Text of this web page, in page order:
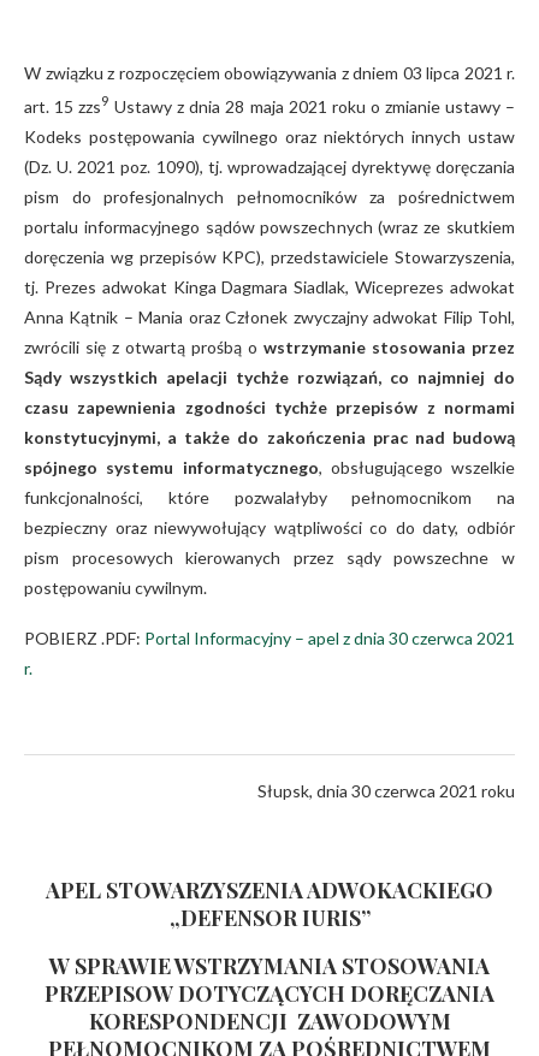
W związku z rozpoczęciem obowiązywania z dniem 03 lipca 2021 r.
art. 15 zzs9 Ustawy z dnia 28 maja 2021 roku o zmianie ustawy –
Kodeks postępowania cywilnego oraz niektórych innych ustaw
(Dz. U. 2021 poz. 1090), tj. wprowadzającej dyrektywę doręczania
pism do profesjonalnych pełnomocników za pośrednictwem
portalu informacyjnego sądów powszechnych (wraz ze skutkiem
doręczenia wg przepisów KPC), przedstawiciele Stowarzyszenia,
tj. Prezes adwokat Kinga Dagmara Siadlak, Wiceprezes adwokat
Anna Kątnik – Mania oraz Członek zwyczajny adwokat Filip Tohl,
zwrócili się z otwartą prośbą o wstrzymanie stosowania przez
Sądy wszystkich apelacji tychże rozwiązań, co najmniej do
czasu zapewnienia zgodności tychże przepisów z normami
konstytucyjnymi, a także do zakończenia prac nad budową
spójnego systemu informatycznego, obsługującego wszelkie
funkcjonalności, które pozwalałyby pełnomocnikom na
bezpieczny oraz niewywołujący wątpliwości co do daty, odbiór
pism procesowych kierowanych przez sądy powszechne w
postępowaniu cywilnym.
POBIERZ .PDF: Portal Informacyjny – apel z dnia 30 czerwca 2021
r.
Słupsk, dnia 30 czerwca 2021 roku
APEL STOWARZYSZENIA ADWOKACKIEGO
„DEFENSOR IURIS”
W SPRAWIE WSTRZYMANIA STOSOWANIA
PRZEPISOW DOTYCZĄCYCH DORĘCZANIA
KORESPONDENCJI ZAWODOWYM
PEŁNOMOCNIKOM ZA POŚREDNICTWEM